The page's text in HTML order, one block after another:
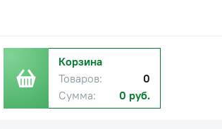
Корзина
Товаров:
0
Сумма:
0 руб.